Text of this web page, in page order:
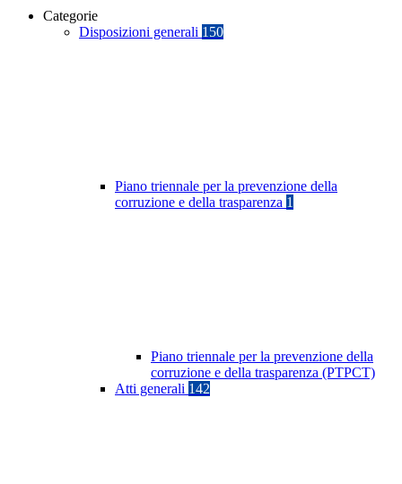
Categorie
Disposizioni generali 150
Piano triennale per la prevenzione della
corruzione e della trasparenza 1
Piano triennale per la prevenzione della
corruzione e della trasparenza (PTPCT)
Atti generali 142